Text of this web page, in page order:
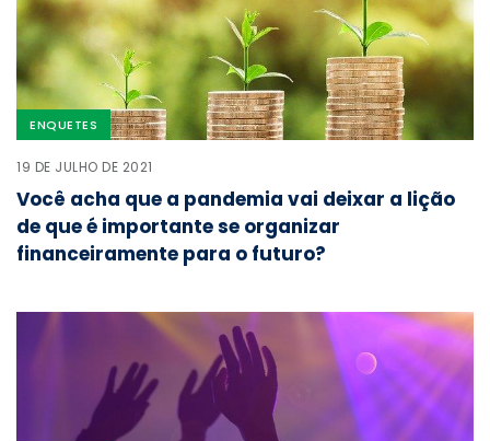
ENQUETES
19 DE JULHO DE 2021
Você acha que a pandemia vai deixar a lição
de que é importante se organizar
financeiramente para o futuro?